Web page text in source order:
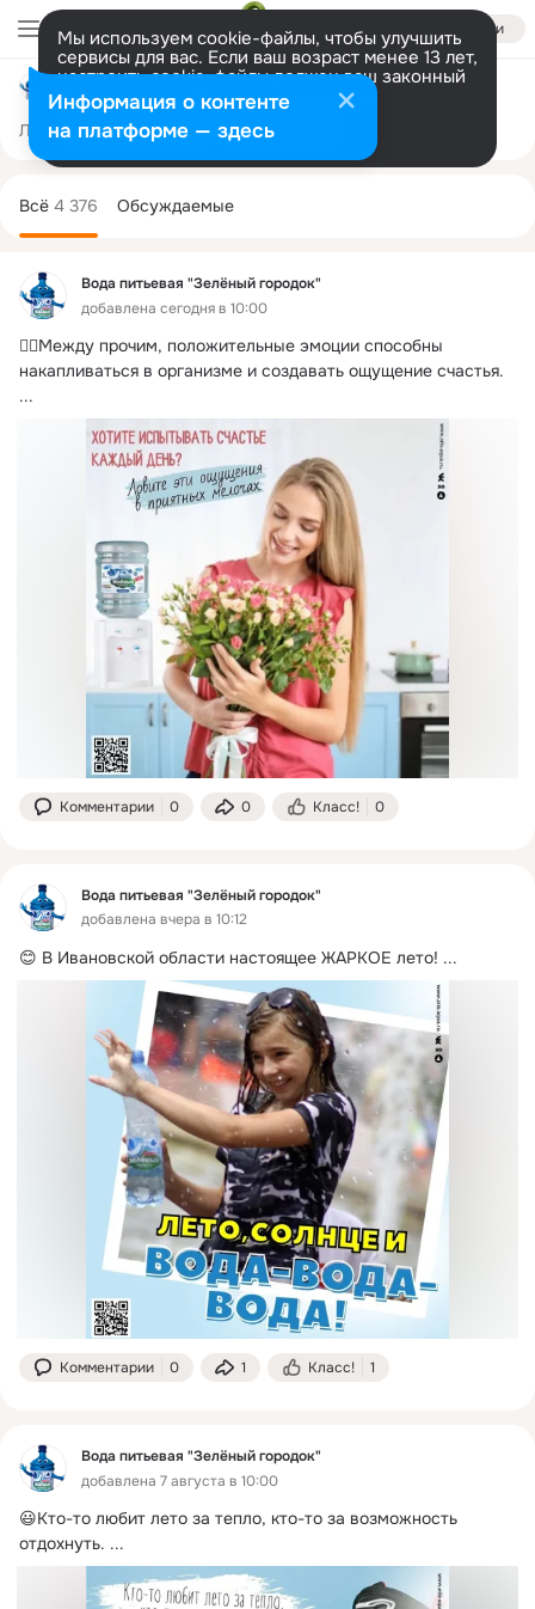
Войти
Мы используем cookie-файлы, чтобы улучшить
сервисы для вас. Если ваш возраст менее 13 лет,
настроить cookie-файлы должен ваш законный
представитель. Больше информации
Разрешить все Настроить
Лента Участники 594 Темы 4.3K
Вода питьевая "Зелёный городок"
добавлена сегодня в 10:00
👉🏻Между прочим, положительные эмоции способны
накапливаться в организме и создавать ощущение счастья.
...
Комментарии 0 0 Класс! 0
Вода питьевая "Зелёный городок"
добавлена вчера в 10:12
😊 В Ивановской области настоящее ЖАРКОЕ лето! ...
Комментарии 0 1 Класс! 1
Вода питьевая "Зелёный городок"
добавлена 7 августа в 10:00
😃Кто-то любит лето за тепло, кто-то за возможность
отдохнуть. ...
колонка
Всё 4 376 Обсуждаемые
Информация о контенте
на платформе — здесь